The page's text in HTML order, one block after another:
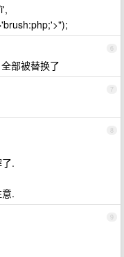
6
部被替换了
7
8
.
.
9